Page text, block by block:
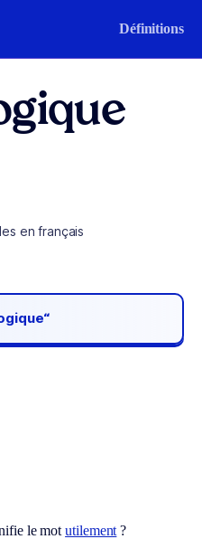
Définitions
en français
le motutilement ?